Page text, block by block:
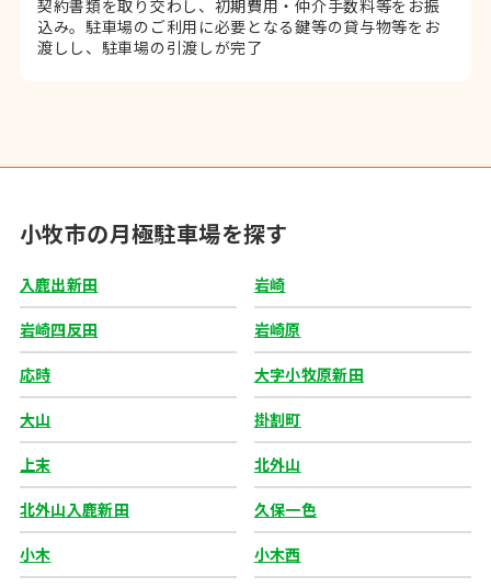
契約書類を取り交わし、初期費用・仲介手数料等をお振
込み。駐車場のご利用に必要となる鍵等の貸与物等をお
渡しし、駐車場の引渡しが完了
小牧市の月極駐車場を探す
入鹿出新田 岩崎
岩崎四反田 岩崎原
応時 大字小牧原新田
大山 掛割町
上末 北外山
北外山入鹿新田 久保一色
小木 小木西